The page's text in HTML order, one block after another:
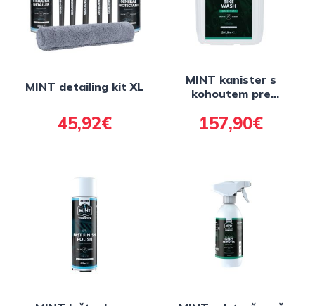
MINT detailing kit XL
45,92€
MINT kanister s
kohoutem pre
+ 2x 5 l koncentrátu
157,90€